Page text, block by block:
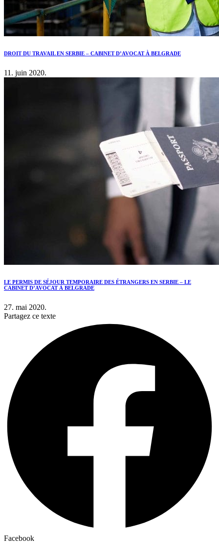
DROIT DU TRAVAIL EN SERBIE – CABINET D’AVOCAT À BELGRADE
11. juin 2020.
LE PERMIS DE SÉJOUR TEMPORAIRE DES ÉTRANGERS EN SERBIE – LE
CABINET D’AVOCAT À BELGRADE
27. mai 2020.
Partagez ce texte
Facebook